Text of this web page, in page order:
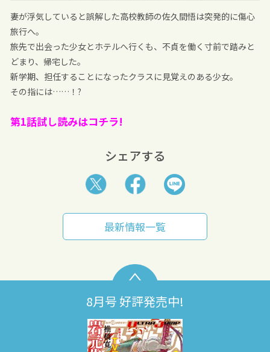
妻が浮気していると誤解した高校教師の佐久間悟は突発的に傷心
旅行へ。
旅先で出会った少女とホテルへ行くも、不貞を働く寸前で踏みと
どまり、帰宅した。
新学期、担任することになったクラスに見覚えのある少女。
その指には……！?
第1話試し読みはコチラ!
シェアする
最新情報一覧
8月号 好評発売中!